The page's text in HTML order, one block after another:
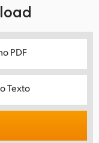
PDF
Texto